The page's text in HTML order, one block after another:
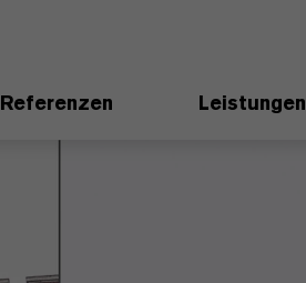
Referenzen Leistungen